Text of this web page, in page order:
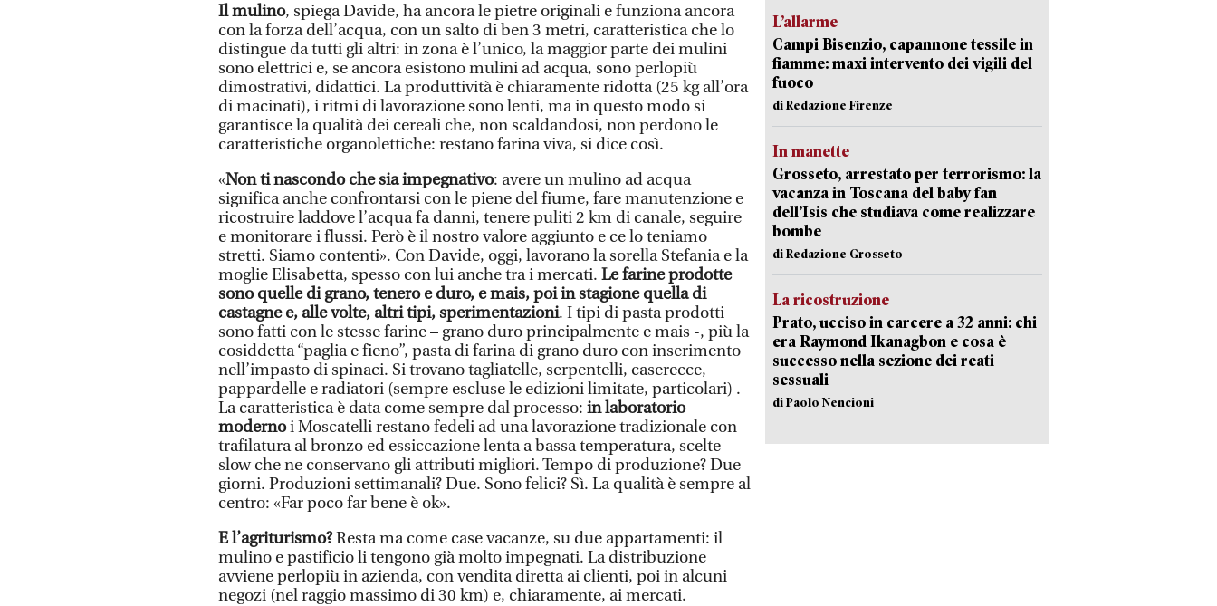
Il mulino, spiega Davide, ha ancora le pietre originali e funziona ancora
con la forza dell’acqua, con un salto di ben 3 metri, caratteristica che lo
distingue da tutti gli altri: in zona è l’unico, la maggior parte dei mulini
sono elettrici e, se ancora esistono mulini ad acqua, sono perlopiù
dimostrativi, didattici. La produttività è chiaramente ridotta (25 kg all’ora
di macinati), i ritmi di lavorazione sono lenti, ma in questo modo si
garantisce la qualità dei cereali che, non scaldandosi, non perdono le
caratteristiche organolettiche: restano farina viva, si dice così.
«Non ti nascondo che sia impegnativo: avere un mulino ad acqua
significa anche confrontarsi con le piene del fiume, fare manutenzione e
ricostruire laddove l’acquafa danni, tenere puliti 2 km di canale, seguire
e monitorare i flussi. Però è il nostro valore aggiunto e ce lo teniamo
stretti. Siamo contenti». Con Davide, oggi, lavorano la sorella Stefania e la
moglie Elisabetta, spesso con lui anche tra i mercati. Le farine prodotte
sono quelle di grano, tenero e duro, e mais, poi in stagione quella di
castagne e, alle volte, altri tipi, sperimentazioni. I tipi di pasta prodotti
sono fatti con le stesse farine – grano duro principalmente e mais -, più la
cosiddetta “paglia e fieno”, pasta di farina di grano duro con inserimento
nell’impasto di spinaci. Si trovano tagliatelle, serpentelli, caserecce,
pappardelle e radiatori (sempre escluse le edizioni limitate, particolari) .
La caratteristica è data come sempre dal processo: in laboratorio
modernoi Moscatelli restano fedeli ad una lavorazione tradizionale con
trafilatura al bronzo ed essiccazione lenta a bassa temperatura, scelte
slow che ne conservano gli attributi migliori. Tempo di produzione? Due
giorni. Produzioni settimanali? Due. Sono felici? Sì. La qualità è sempre al
centro: «Far poco far bene è ok».
E l’agriturismo?Resta ma come case vacanze, su due appartamenti: il
mulino e pastificio li tengono già molto impegnati. La distribuzione
avviene perlopiù in azienda, con vendita diretta ai clienti, poi in alcuni
negozi (nel raggio massimo di 30 km) e, chiaramente, ai mercati.
L’allarme
Campi Bisenzio, capannone tessile in
fiamme: maxi intervento dei vigili del
fuoco
di Redazione Firenze
In manette
Grosseto, arrestato per terrorismo: la
vacanza in Toscana del baby fan
dell’Isis che studiava come realizzare
bombe
di Redazione Grosseto
La ricostruzione
Prato, ucciso in carcere a 32 anni: chi
era Raymond Ikanagbon e cosa è
successo nella sezione dei reati
sessuali
di Paolo Nencioni